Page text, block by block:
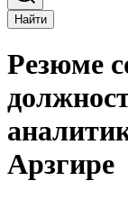
Найти
Резюме
Арзгире